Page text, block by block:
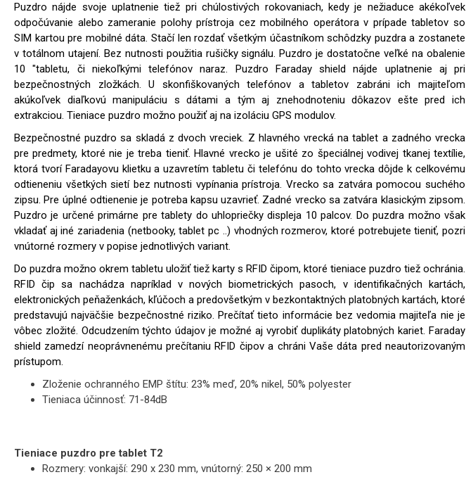
Puzdro nájde svoje uplatnenie tiež pri chúlostivých rokovaniach, kedy je nežiaduce akékoľvek
odpočúvanie alebo zameranie polohy prístroja cez mobilného operátora v prípade tabletov so
SIM kartou pre mobilné dáta. Stačí len rozdať všetkým účastníkom schôdzky puzdra a zostanete
v totálnom utajení. Bez nutnosti použitia rušičky signálu. Puzdro je dostatočne veľké na obalenie
10 "tabletu, či niekoľkými telefónov naraz. Puzdro Faraday shield nájde uplatnenie aj pri
bezpečnostných zložkách. U skonfiškovaných telefónov a tabletov zabráni ich majiteľom
akúkoľvek diaľkovú manipuláciu s dátami a tým aj znehodnoteniu dôkazov ešte pred ich
extrakciou. Tieniace puzdro možno použiť aj na izoláciu GPS modulov.
Bezpečnostné puzdro sa skladá z dvoch vreciek. Z hlavného vrecká na tablet a zadného vrecka
pre predmety, ktoré nie je treba tieniť. Hlavné vrecko je ušité zo špeciálnej vodivej tkanej textílie,
ktorá tvorí Faradayovu klietku a uzavretím tabletu či telefónu do tohto vrecka dôjde k celkovému
odtieneniu všetkých sietí bez nutnosti vypínania prístroja. Vrecko sa zatvára pomocou suchého
zipsu. Pre úplné odtienenie je potreba kapsu uzavrieť. Zadné vrecko sa zatvára klasickým zipsom.
Puzdro je určené primárne pre tablety do uhlopriečky displeja 10 palcov. Do puzdra možno však
vkladať aj iné zariadenia (netbooky, tablet pc ..) vhodných rozmerov, ktoré potrebujete tieniť, pozri
vnútorné rozmery v popise jednotlivých variant.
Do puzdra možno okrem tabletu uložiť tiež karty s RFID čipom, ktoré tieniace puzdro tiež ochránia.
RFID čip sa nachádza napríklad v nových biometrických pasoch, v identifikačných kartách,
elektronických peňaženkách, kľúčoch a predovšetkým v bezkontaktných platobných kartách, ktoré
predstavujú najväčšie bezpečnostné riziko. Prečítať tieto informácie bez vedomia majiteľa nie je
vôbec zložité. Odcudzením týchto údajov je možné aj vyrobiť duplikáty platobných kariet. Faraday
shield zamedzí neoprávnenému prečítaniu RFID čipov a chráni Vaše dáta pred neautorizovaným
prístupom.
Zloženie ochranného EMP štítu: 23% meď, 20% nikel, 50% polyester
Tieniaca účinnosť: 71-84dB
Tieniace puzdro pre tablet T2
Rozmery: vonkajší: 290 x 230 mm, vnútorný: 250 × 200 mm